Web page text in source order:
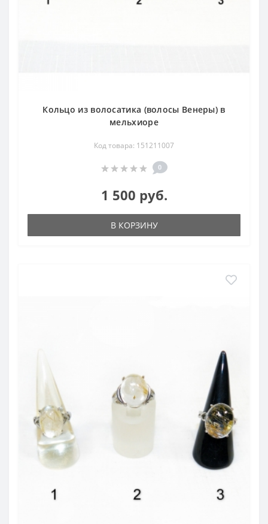
Кольцо из волосатика (волосы Венеры) в
мельхиоре
Код товара: 151211007
0
1 500 руб.
В КОРЗИНУ